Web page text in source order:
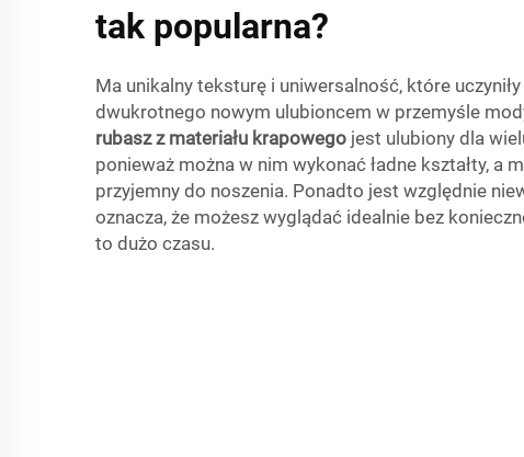
tak popularna?
Ma unikalny teksturę i uniwersalność, które uczyniły
dwukrotnego nowym ulubioncem w przemyśle
rubasz z materiału krapowego jest ulubiony dla
ponieważ można w nim wykonać ładne kształty, a
przyjemny do noszenia. Ponadto jest względnie
oznacza, że możesz wyglądać idealnie bez
to dużo czasu.